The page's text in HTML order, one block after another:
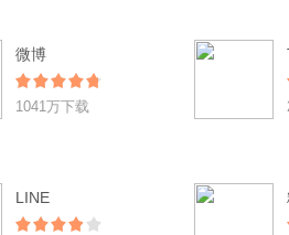
微博
1041万下载
LINE